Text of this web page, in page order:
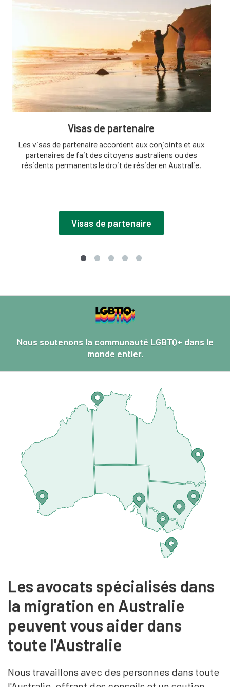
Visas de partenaire
Les visas de partenaire accordent aux conjoints et aux
partenaires de fait des citoyens australiens ou des
résidents permanents le droit de résider en Australie.
Visas de partenaire
Nous soutenons la communauté LGBTQ+ dans le
monde entier.
Les avocats spécialisés dans
la migration en Australie
peuvent vous aider dans
toute l'Australie
Nous travaillons avec des personnes dans toute